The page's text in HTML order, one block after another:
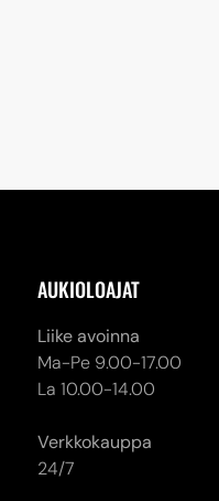
AUKIOLOAJAT
Liike avoinna
Ma-Pe 9.00-17.00
La 10.00-14.00
Verkkokauppa
24/7